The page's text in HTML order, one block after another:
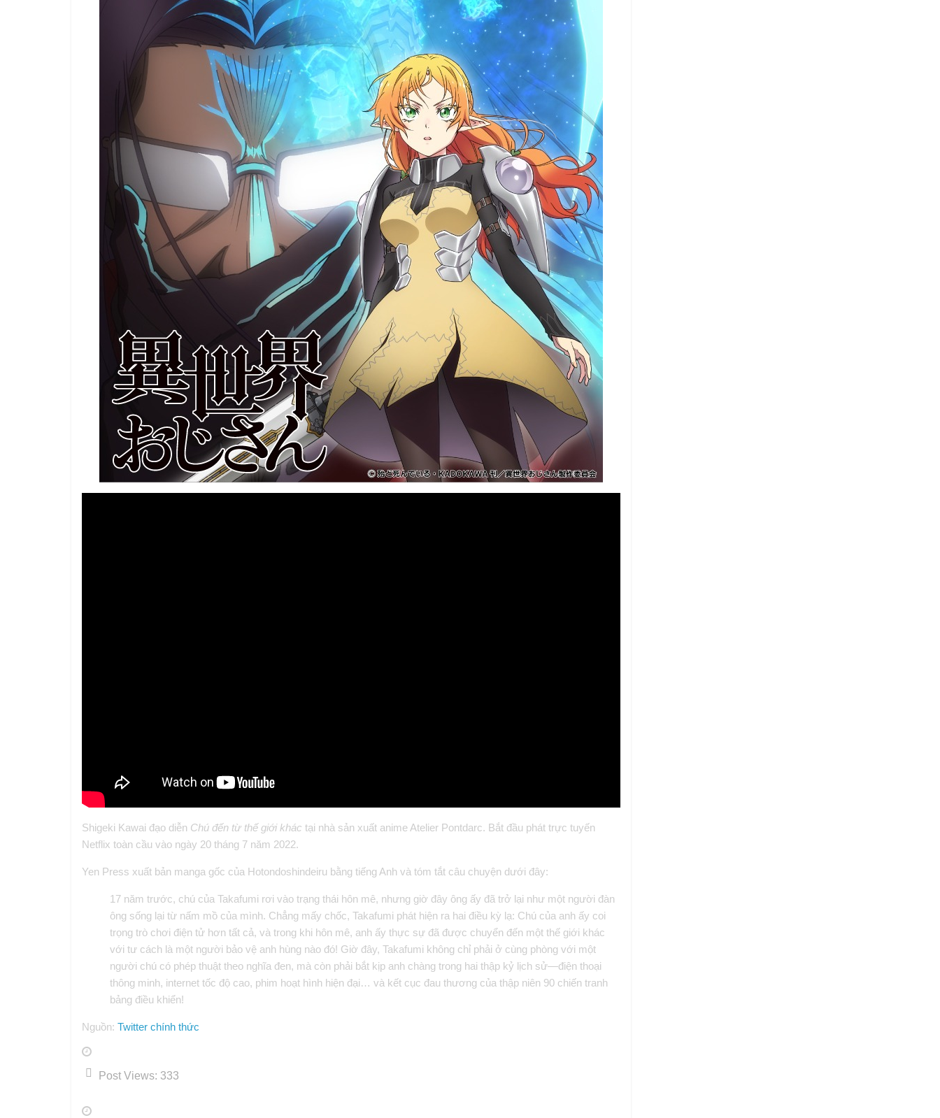
Shigeki Kawai đạo diễn Chú đến từ thế giới khác tại nhà sản xuất anime Atelier Pontdarc. Bắt đầu phát trực tuyến
Netflix toàn cầu vào ngày 20 tháng 7 năm 2022.
Yen Press xuất bản manga gốc của Hotondoshindeiru bằng tiếng Anh và tóm tắt câu chuyện dưới đây:
17 năm trước, chú của Takafumi rơi vào trạng thái hôn mê, nhưng giờ đây ông ấy đã trở lại như một người đàn
ông sống lại từ nấm mồ của mình. Chẳng mấy chốc, Takafumi phát hiện ra hai điều kỳ lạ: Chú của anh ấy coi
trọng trò chơi điện tử hơn tất cả, và trong khi hôn mê, anh ấy thực sự đã được chuyển đến một thế giới khác
với tư cách là một người bảo vệ anh hùng nào đó! Giờ đây, Takafumi không chỉ phải ở cùng phòng với một
người chú có phép thuật theo nghĩa đen, mà còn phải bắt kịp anh chàng trong hai thập kỷ lịch sử—điện thoại
thông minh, internet tốc độ cao, phim hoạt hình hiện đại… và kết cục đau thương của thập niên 90 chiến tranh
bảng điều khiển!
Nguồn: Twitter chính thức
Post Views: 333